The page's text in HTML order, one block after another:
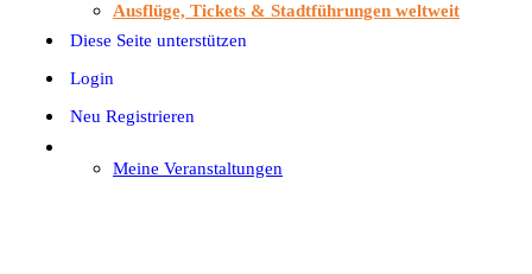
Ausflüge, Tickets & Stadtführungen weltweit
Diese Seite unterstützen
Login
Neu Registrieren
Meine Veranstaltungen